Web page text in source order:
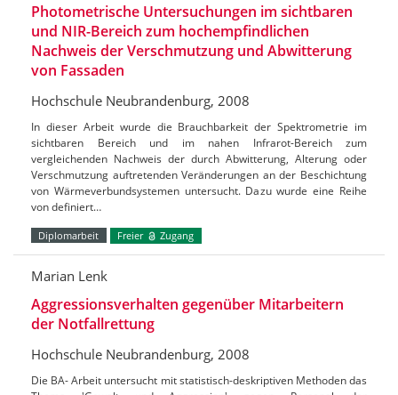
Photometrische Untersuchungen im sichtbaren
und NIR-Bereich zum hochempfindlichen
Nachweis der Verschmutzung und Abwitterung
von Fassaden
Hochschule Neubrandenburg, 2008
In dieser Arbeit wurde die Brauchbarkeit der Spektrometrie im
sichtbaren Bereich und im nahen Infrarot-Bereich zum
vergleichenden Nachweis der durch Abwitterung, Alterung oder
Verschmutzung auftretenden Veränderungen an der Beschichtung
von Wärmeverbundsystemen untersucht. Dazu wurde eine Reihe
von definiert…
Diplomarbeit Freier Zugang
Marian Lenk
Aggressionsverhalten gegenüber Mitarbeitern
der Notfallrettung
Hochschule Neubrandenburg, 2008
Die BA- Arbeit untersucht mit statistisch-deskriptiven Methoden das